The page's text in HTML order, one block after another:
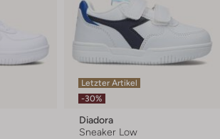
Letzter Artikel
-30%
Diadora
Sneaker Low